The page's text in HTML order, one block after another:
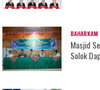
BAHARKAM
Masjid
Solok